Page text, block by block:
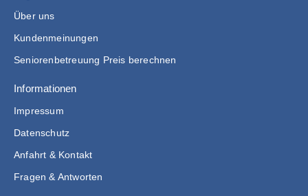
Über uns
Kundenmeinungen
Seniorenbetreuung Preis berechnen
Informationen
Impressum
Datenschutz
Anfahrt & Kontakt
Fragen & Antworten